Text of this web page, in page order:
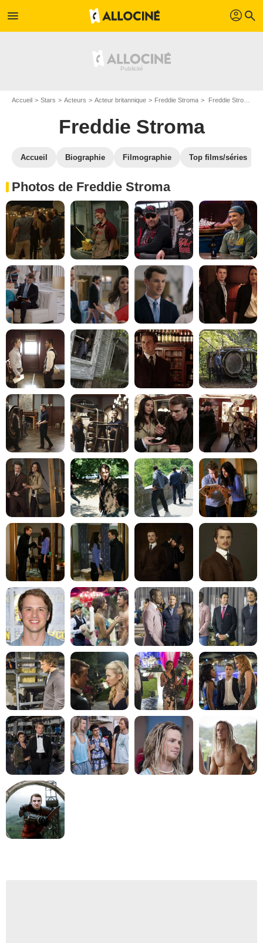
menu profil search
Accueil Stars Acteurs Acteur britannique Freddie Stroma Freddie Stroma : Photos de ses films et séries
Freddie Stroma
Accueil Biographie Filmographie Top films/séries
Photos de Freddie Stroma